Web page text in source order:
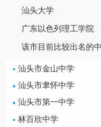
汕头大学
广东以色列理工学院
该市目前比较出名的
汕头市金山中学
汕头市聿怀中学
汕头市第一中学
林百欣中学